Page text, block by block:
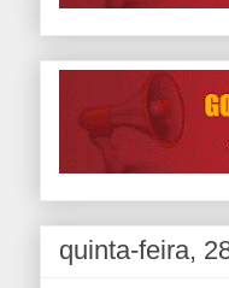
quinta-feira,